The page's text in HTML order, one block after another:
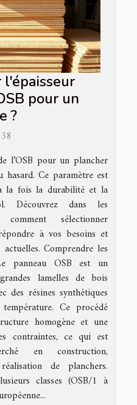
l'épaisseur
pour un
?
l’OSB pour un plancher
Ce paramètre est
la fois la durabilité et la
Découvrez dans les
sélectionner
à vos besoins et
Comprendre les
panneau OSB est un
lamelles de bois
des résines synthétiques
Ce procédé
homogène et une
contraintes, ce qui est
en construction,
de planchers.
classes (OSB/1 à